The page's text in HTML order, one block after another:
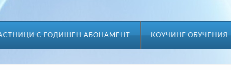
С ГОДИШЕН АБОНАМЕНТ КОУЧИНГ ОБУЧЕНИЯ